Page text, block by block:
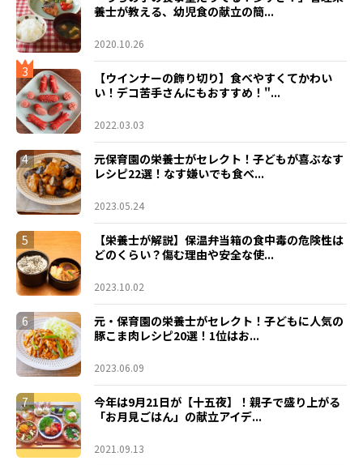
養士が教える、幼児食の献立の簡...
2020.10.26
3
【ウインナーの飾り切り】食べやすくてかわい
い！デコ苦手さんにもおすすめ！"...
2022.03.03
4
元保育園の栄養士がセレクト！子どもが喜ぶなす
レシピ22選！なす嫌いでも食べ...
2023.05.24
5
【栄養士が解説】保温弁当箱の食中毒の危険性は
どのくらい？傷む理由や安全な使...
2023.10.02
6
元・保育園の栄養士がセレクト！子どもに人気の
豚こま肉レシピ20選！1位はお...
2023.06.09
7
今年は9月21日が【十五夜】！親子で盛り上がる
「お月見ごはん」の献立アイデ...
2021.09.13